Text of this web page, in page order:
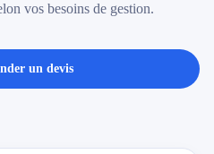
vos besoins de gestion.
un devis